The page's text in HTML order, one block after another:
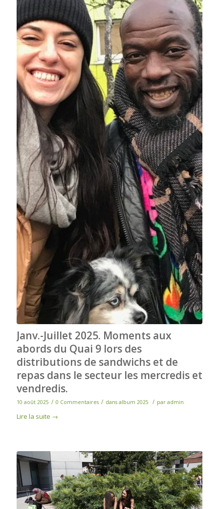
Janv.-Juillet 2025. Moments aux
abords du Quai 9 lors des
distributions de sandwichs et de
repas dans le secteur les mercredis et
vendredis.
10 août 2025 / 0 Commentaires / dans album 2025 / par admin
Lire la suite →